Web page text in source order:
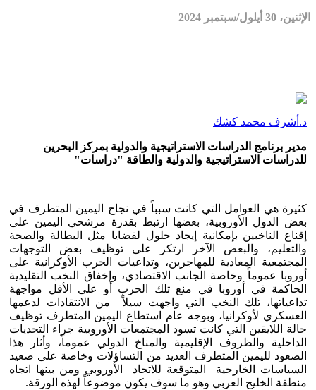
الإثنين، 30 أيلول/سبتمبر 2024
د.أشرف محمد كشك
مدير برنامج الدراسات الاستراتيجية والدولية بمركز البحرين
للدراسات الاستراتيجية والدولية والطاقة "دراسات"
كثيرة هي العوامل التي كانت سبباً في نجاح اليمين المتطرف في
بعض الدول الأوروبية، بعضها ارتبط بقدرة مرشحي اليمين على
إقناع الناخبين بإمكانية إيجاد حلول لقضايا مثل البطالة والصحة
والتعليم، والبعض الآخر ارتكز على توظيف بعض التوجهات
المجتمعية المعادية للمهاجرين، وتداعيات الحرب الأوكرانية على
أوروبا عموماً وخاصة الجانب الاقتصادي، وإخفاق النخب التقليدية
الحاكمة في أوروبا في منع تلك الحرب أو على الأقل مواجهة
تداعياتها، تلك النخب التي واجهت سيلاً من الانتقادات لدعمها
العسكري لأوكرانيا، وبوجه عام استطاع اليمين المتطرف توظيف
حالة اللايقين التي كانت تسود المجتمعات الأوروبية جراء التحديات
الداخلية والظروف الإقليمية والمناخ الدولي عموماً، وأثار هذا
الصعود لليمين المتطرف العديد من التساؤلات وخاصة على صعيد
السياسات الخارجية المتوقعة للاتحاد الأوروبي ومن بينها اتجاه
منطقة الخليج العربي وهو ما سوف يكون موضوعاً لهذه الورقة.